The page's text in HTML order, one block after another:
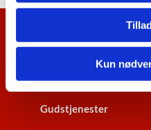
Kun
Kalenderoversigt
Gudstjenester